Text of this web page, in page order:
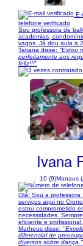
E-
telefone verificado
Sou professora de
academias,
vagos. Já dou aula a
Tatiana disse: "Estou
perfeitamente aos
feliz!!!"
1/6
Ivana
10 (9)Manaus
Olá! Sou a professora
serviços aqui no
estou comprometido
necessidades.
eficiente e
Matheus disse:
diferencial de
diversos sobre dança."